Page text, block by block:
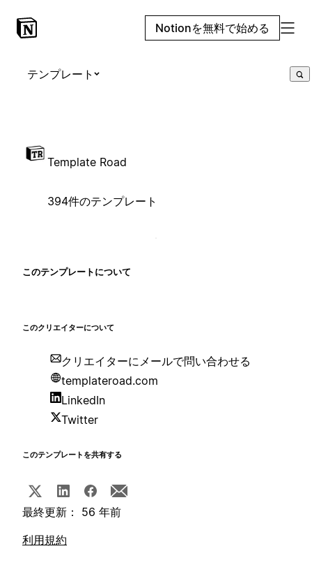
Notionを無料で始める
テンプレート
Template Road
394件のテンプレート
このテンプレートについて
このクリエイターについて
クリエイターにメールで問い合わせる
templateroad.com
LinkedIn
Twitter
このテンプレートを共有する
最終更新： 56 年前
利用規約